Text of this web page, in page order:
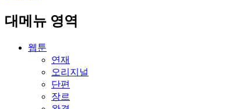
대메뉴 영역
웹툰
연재
오리지널
단편
장르